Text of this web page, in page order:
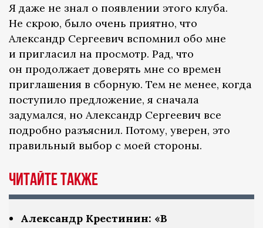
Я даже не знал о появлении этого клуба.
Не скрою, было очень приятно, что
Александр Сергеевич вспомнил обо мне
и пригласил на просмотр. Рад, что
он продолжает доверять мне со времен
приглашения в сборную. Тем не менее, когда
поступило предложение, я сначала
задумался, но Александр Сергеевич все
подробно разъяснил. Потому, уверен, это
правильный выбор с моей стороны.
Читайте также
Александр Крестинин: «В